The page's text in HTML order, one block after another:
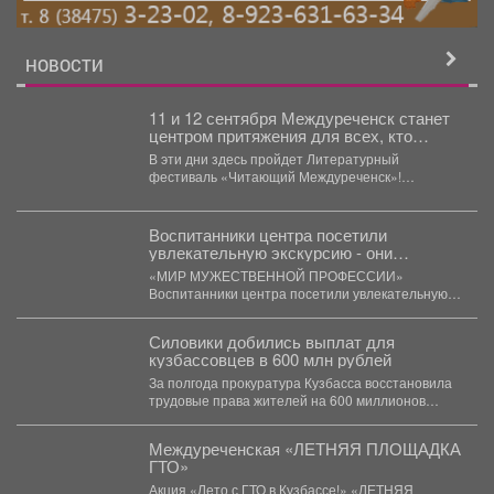
НОВОСТИ
11 и 12 сентября Междуреченск станет
центром притяжения для всех, кто
любит книги и родной язык.
В эти дни здесь пройдет Литературный
фестиваль «Читающий Междуреченск»!
огромную...
Воспитанники центра посетили
увлекательную экскурсию - они
побывали на территории пожарной
части.
«МИР МУЖЕСТВЕННОЙ ПРОФЕССИИ»
Воспитанники центра посетили увлекательную
Силовики добились выплат для
кузбассовцев в 600 млн рублей
За полгода прокуратура Кузбасса восстановила
трудовые права жителей на 600 миллионов
Междуреченская «ЛЕТНЯЯ ПЛОЩАДКА
ГТО»
Акция «Лето с ГТО в Кузбассе!» «ЛЕТНЯЯ